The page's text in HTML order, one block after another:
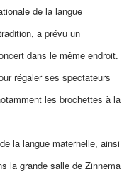
ionale de la langue
a prévu un
dans le même endroit.
régalerses spectateurs
les brochettes à la
la langue maternelle, ainsi
la grande salle de Zinnema